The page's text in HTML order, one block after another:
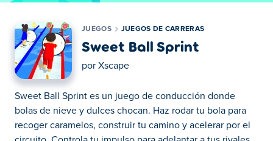
JUEGOS JUEGOS DE CARRERAS
Sweet Ball Sprint
por Xscape
Sweet Ball Sprint es un juego de conducción donde
bolas de nieve y dulces chocan. Haz rodar tu bola para
recoger caramelos, construir tu camino y acelerar por el